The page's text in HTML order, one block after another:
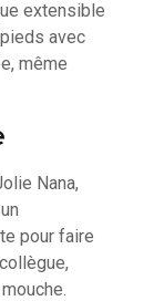
extensible
avec
même
Nana,
pour faire